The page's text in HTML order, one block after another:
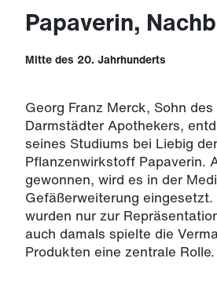
Papaverin,
Mitte des 20. Jahrhunderts
Georg Franz Merck, Sohn
Darmstädter Apothekers,
seines Studiums bei Liebig
Pflanzenwirkstoff Papaverin.
gewonnen, wird es in der
Gefäßerweiterung eingesetzt.
wurden nur zur
auch damals spielte die
Produkten eine zentrale Rolle.